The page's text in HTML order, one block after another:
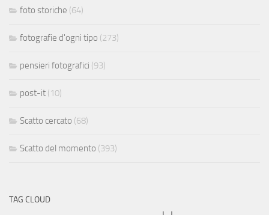
foto storiche (64)
fotografie d'ogni tipo (273)
pensieri fotografici (93)
post-it (10)
Scatto cercato (68)
Scatto del momento (393)
TAG CLOUD